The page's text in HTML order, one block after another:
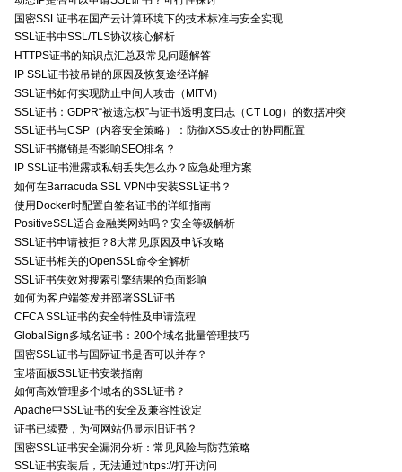
国密SSL证书在国产云计算环境下的技术标准与安全实现
SSL证书中SSL/TLS协议核心解析
HTTPS证书的知识点汇总及常见问题解答
IP SSL证书被吊销的原因及恢复途径详解
SSL证书如何实现防止中间人攻击（MITM）
SSL证书：GDPR“被遗忘权”与证书透明度日志（CT Log）的数据冲突
SSL证书与CSP（内容安全策略）：防御XSS攻击的协同配置
SSL证书撤销是否影响SEO排名？
IP SSL证书泄露或私钥丢失怎么办？应急处理方案
如何在Barracuda SSL VPN中安装SSL证书？
使用Docker时配置自签名证书的详细指南
PositiveSSL适合金融类网站吗？安全等级解析
SSL证书申请被拒？8大常见原因及申诉攻略
SSL证书相关的OpenSSL命令全解析
SSL证书失效对搜索引擎结果的负面影响
如何为客户端签发并部署SSL证书
CFCA SSL证书的安全特性及申请流程
GlobalSign多域名证书：200个域名批量管理技巧
国密SSL证书与国际证书是否可以并存？
宝塔面板SSL证书安装指南
如何高效管理多个域名的SSL证书？
Apache中SSL证书的安全及兼容性设定
证书已续费，为何网站仍显示旧证书？
国密SSL证书安全漏洞分析：常见风险与防范策略
SSL证书安装后，无法通过https://打开访问